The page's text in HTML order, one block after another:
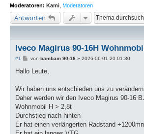
Moderatoren: Kami Moderatoren
Antworten
Iveco Magirus 90-16H
#1
B
i
a
von bambam 90-16» 2026-06-01 20:01:30
Hallo Leute,
Wir haben uns entschieden uns zu verändern.
Daher werden wir den Iveco Magirus 90-16
Wohnmobil H > 2,8t
Durchstieg nach hinten
Er hat einen verlängerten Radstand